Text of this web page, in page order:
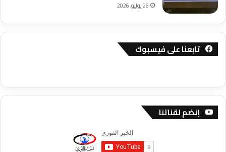
26 يوليو، 2026
تابعنا على فيسبوك
إنضم لقناتنا